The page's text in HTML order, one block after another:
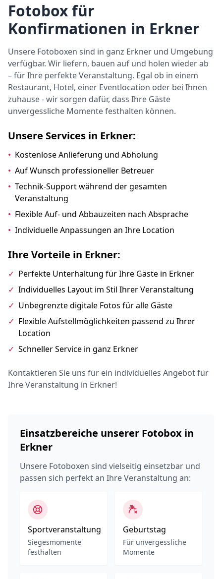
Fotobox für
Konfirmationen in Erkner
Unsere Fotoboxen sind in ganz Erkner und Umgebung
verfügbar. Wir liefern, bauen auf und holen wieder ab
– für Ihre perfekte Veranstaltung. Egal ob in einem
Restaurant, Hotel, einer Eventlocation oder bei Ihnen
zuhause - wir sorgen dafür, dass Ihre Gäste
unvergessliche Momente festhalten können.
Unsere Services in Erkner:
• Kostenlose Anlieferung und Abholung
• Auf Wunsch professioneller Betreuer
• Technik-Support während der gesamten
Veranstaltung
• Flexible Auf- und Abbauzeiten nach Absprache
• Individuelle Anpassungen an Ihre Location
Ihre Vorteile in Erkner:
✓ Perfekte Unterhaltung für Ihre Gäste in Erkner
✓ Individuelles Layout im Stil Ihrer Veranstaltung
✓ Unbegrenzte digitale Fotos für alle Gäste
✓ Flexible Aufstellmöglichkeiten passend zu Ihrer
Location
✓ Schneller Service in ganz Erkner
Kontaktieren Sie uns für ein individuelles Angebot für
Ihre Veranstaltung in Erkner!
Einsatzbereiche unserer Fotobox in
Erkner
Unsere Fotoboxen sind vielseitig einsetzbar und
passen sich perfekt an Ihre Veranstaltung an:
Sportveranstaltung
Siegesmomente
festhalten
Geburtstag
Für unvergessliche
Momente